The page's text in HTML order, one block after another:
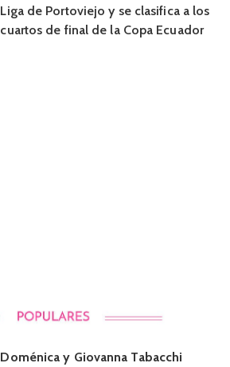
Liga de Portoviejo y se clasifica a los
cuartos de final de la Copa Ecuador
Doménica y Giovanna Tabacchi